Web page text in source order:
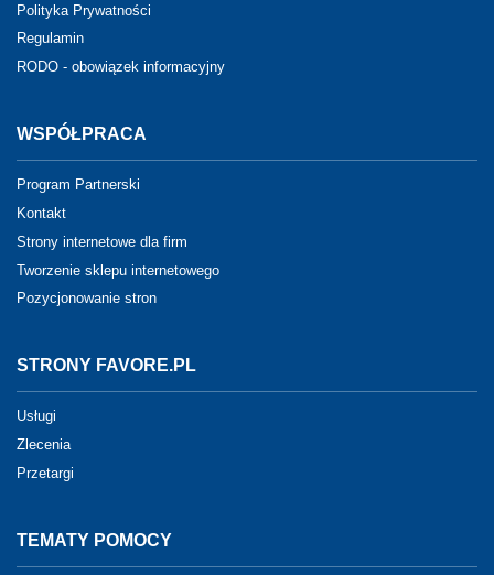
Polityka Prywatności
Regulamin
RODO - obowiązek informacyjny
WSPÓŁPRACA
Program Partnerski
Kontakt
Strony internetowe dla firm
Tworzenie sklepu internetowego
Pozycjonowanie stron
STRONY FAVORE.PL
Usługi
Zlecenia
Przetargi
TEMATY POMOCY